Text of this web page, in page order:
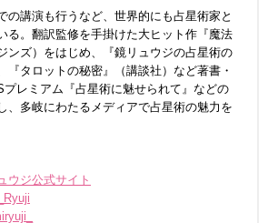
の講演も行うなど、世界的にも占星術家と
る。翻訳監修を手掛けた大ヒット作『魔法
ンズ）をはじめ、『鏡リュウジの占星術の
『タロットの秘密』（講談社）など著書・
プレミアム『占星術に魅せられて』などの
、多岐にわたるメディアで占星術の魅力を
ウジ公式サイト